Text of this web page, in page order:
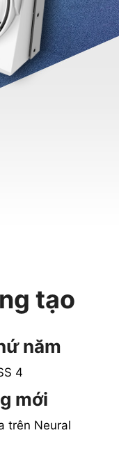
tạo
năm
4
mới
trên Neural